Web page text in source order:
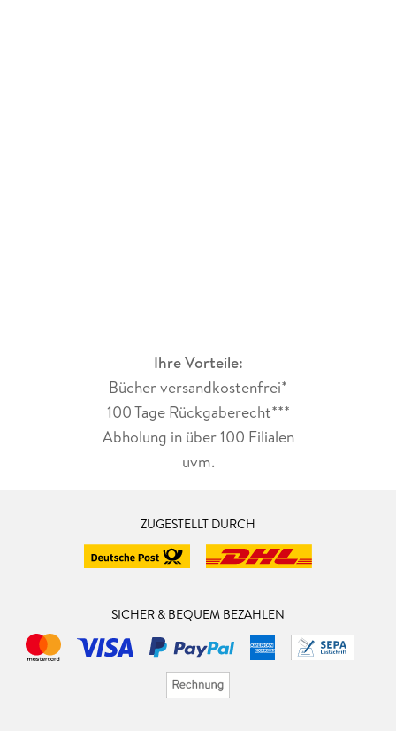
Ihre Vorteile:
Bücher versandkostenfrei*
100 Tage Rückgaberecht***
Abholung in über 100 Filialen
uvm.
ZUGESTELLT DURCH
SICHER & BEQUEM BEZAHLEN